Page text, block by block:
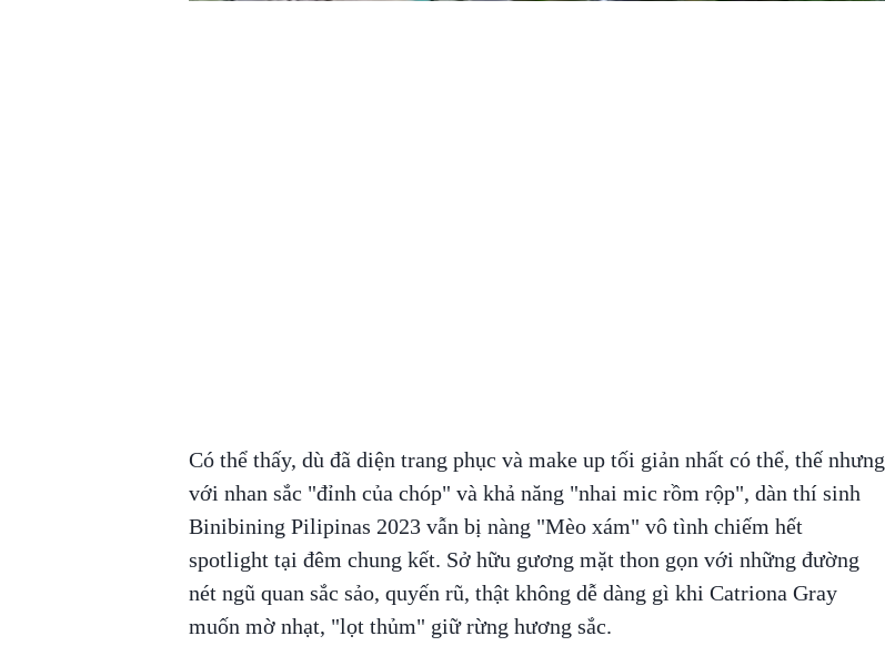
Có thể thấy, dù đã diện trang phục và make up tối giản nhất có thể, thế nhưng
với nhan sắc "đỉnh của chóp" và khả năng "nhai mic rồm rộp", dàn thí sinh
Binibining Pilipinas 2023 vẫn bị nàng "Mèo xám" vô tình chiếm hết
spotlight tại đêm chung kết. Sở hữu gương mặt thon gọn với những đường
nét ngũ quan sắc sảo, quyến rũ, thật không dễ dàng gì khi Catriona Gray
muốn mờ nhạt, "lọt thủm" giữ rừng hương sắc.